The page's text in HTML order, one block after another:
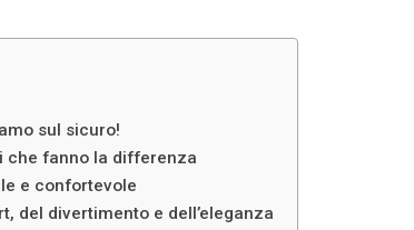
sul sicuro!
che fanno la differenza
e confortevole
del divertimento e dell’eleganza